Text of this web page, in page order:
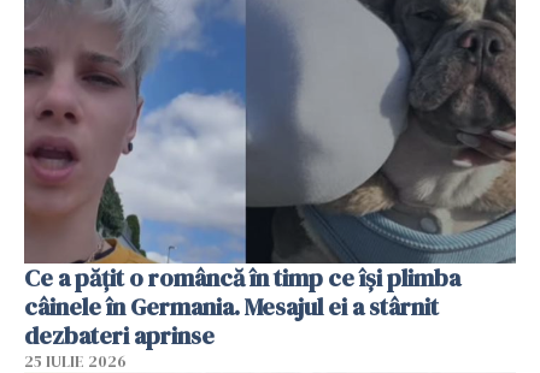
Ce a pățit o româncă în timp ce își plimba
câinele în Germania. Mesajul ei a stârnit
dezbateri aprinse
25 IULIE 2026